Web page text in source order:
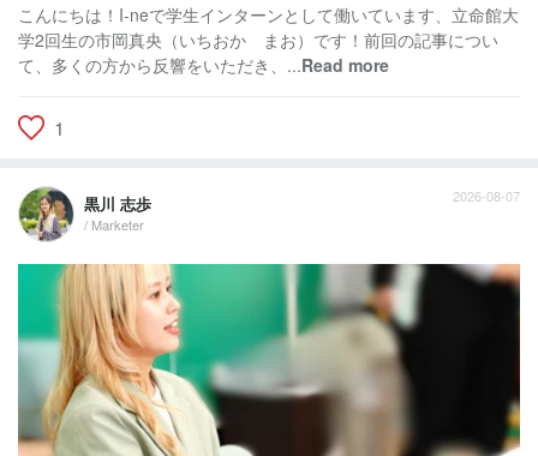
こんにちは！I-neで学生インターンとして働いています、立命館大
学2回生の市岡真央（いちおか まお）です！前回の記事につい
て、多くの方から反響をいただき、...Read more
1
黒川 志歩
/ Marketer
2026-08-07